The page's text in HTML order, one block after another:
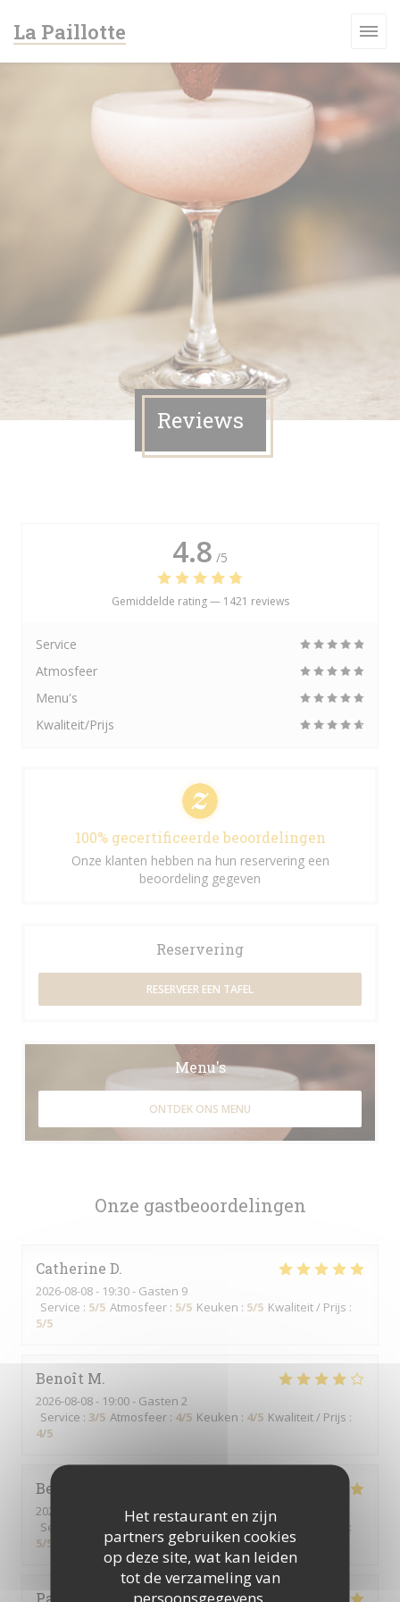
Het restaurant en zijn
partners gebruiken cookies
op deze site, wat kan leiden
tot de verzameling van
persoonsgegevens.
La Paillotte
Reviews
Onze gastbeoordelingen
Catherine D
2026-08-08- 19:30 - Gasten 9
Service : 5/5 Atmosfeer : 5/5 Keuken : 5/5 Kwaliteit / Prijs :
5/5
Benoît M
2026-08-08- 19:00 - Gasten 2
Service : 3/5 Atmosfeer : 4/5 Keuken : 4/5 Kwaliteit / Prijs :
4/5
Bernard
2026-08-08
- 12:00 - Gasten 5
Service
Atmosfeer: 5/5 Keuken: 5 /5 Kwaliteit / Prijs
:
5/5
Pascal
4.8 /5
Gemiddelde rating — 1421 reviews
Service
Atmosfeer
Menu's
Kwaliteit/Prijs
100% gecertificeerde beoordelingen
Onze klanten hebben na hun reservering een
beoordeling gegeven
Reservering
RESERVEER EEN TAFEL
Menu's
ONTDEK ONS MENU